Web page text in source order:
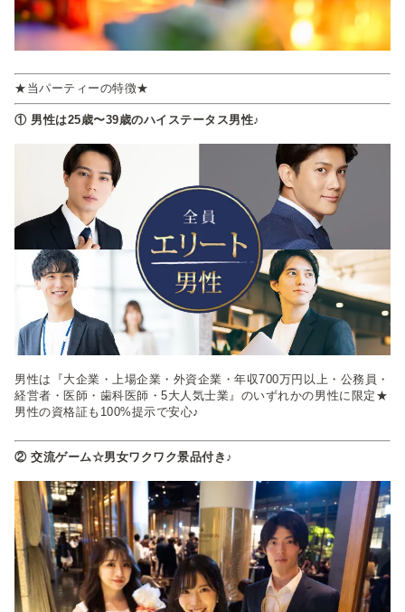
★当パーティーの特徴★
① 男性は25歳〜39歳のハイステータス男性♪
男性は『大企業・上場企業・外資企業・年収700万円以上・公務員・
経営者・医師・歯科医師・5大人気士業』のいずれかの男性に限定★
男性の資格証も100%提示で安心♪
② 交流ゲーム☆男女ワクワク景品付き♪